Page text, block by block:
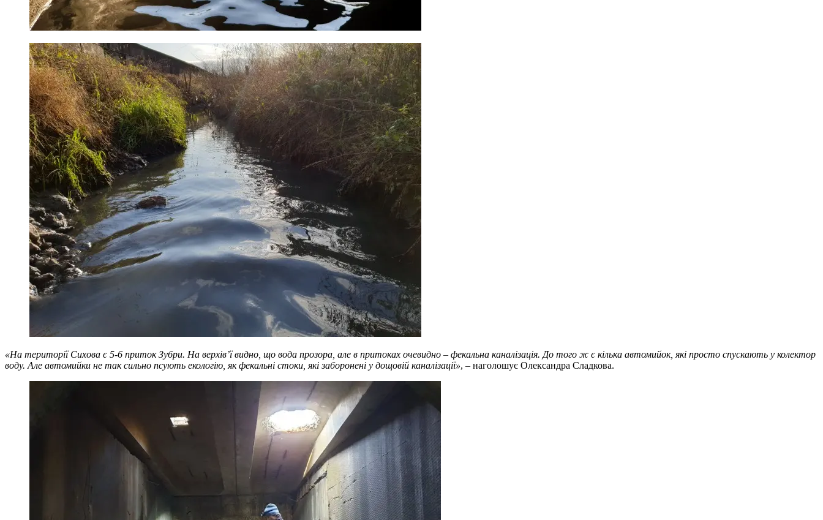
«На території Сихова є 5-6 приток Зубри. На верхів’ї видно, що вода прозора, але в притоках очевидно – фекальна каналізація. До того ж є кілька автомийок, які просто спускають у колектор
воду. Але автомийки не так сильно псують екологію, як фекальні стоки, які заборонені у дощовій каналізації», – наголошує Олександра Сладкова.